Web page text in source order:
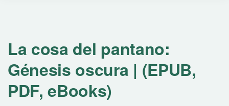
La cosa del pantano:
Génesis oscura | (EPUB,
PDF, eBooks)